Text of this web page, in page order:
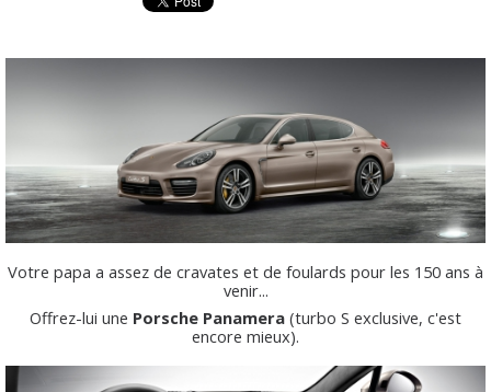
Votre papa a assez de cravates et de foulards pour les 150 ans à
venir...
Offrez-lui une Porsche Panamera (turbo S exclusive, c'est
encore mieux).